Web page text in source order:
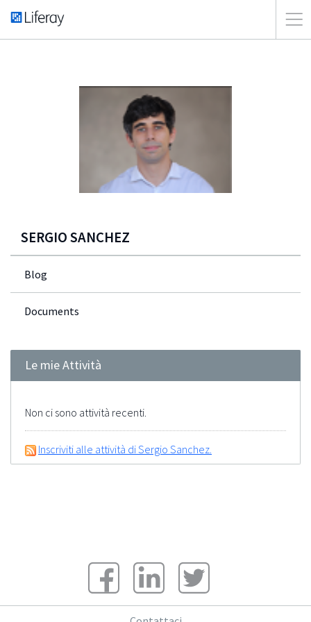
SERGIO SANCHEZ
Blog
Documents
Le mie Attività
Non ci sono attività recenti.
Inscriviti alle attività di Sergio Sanchez.